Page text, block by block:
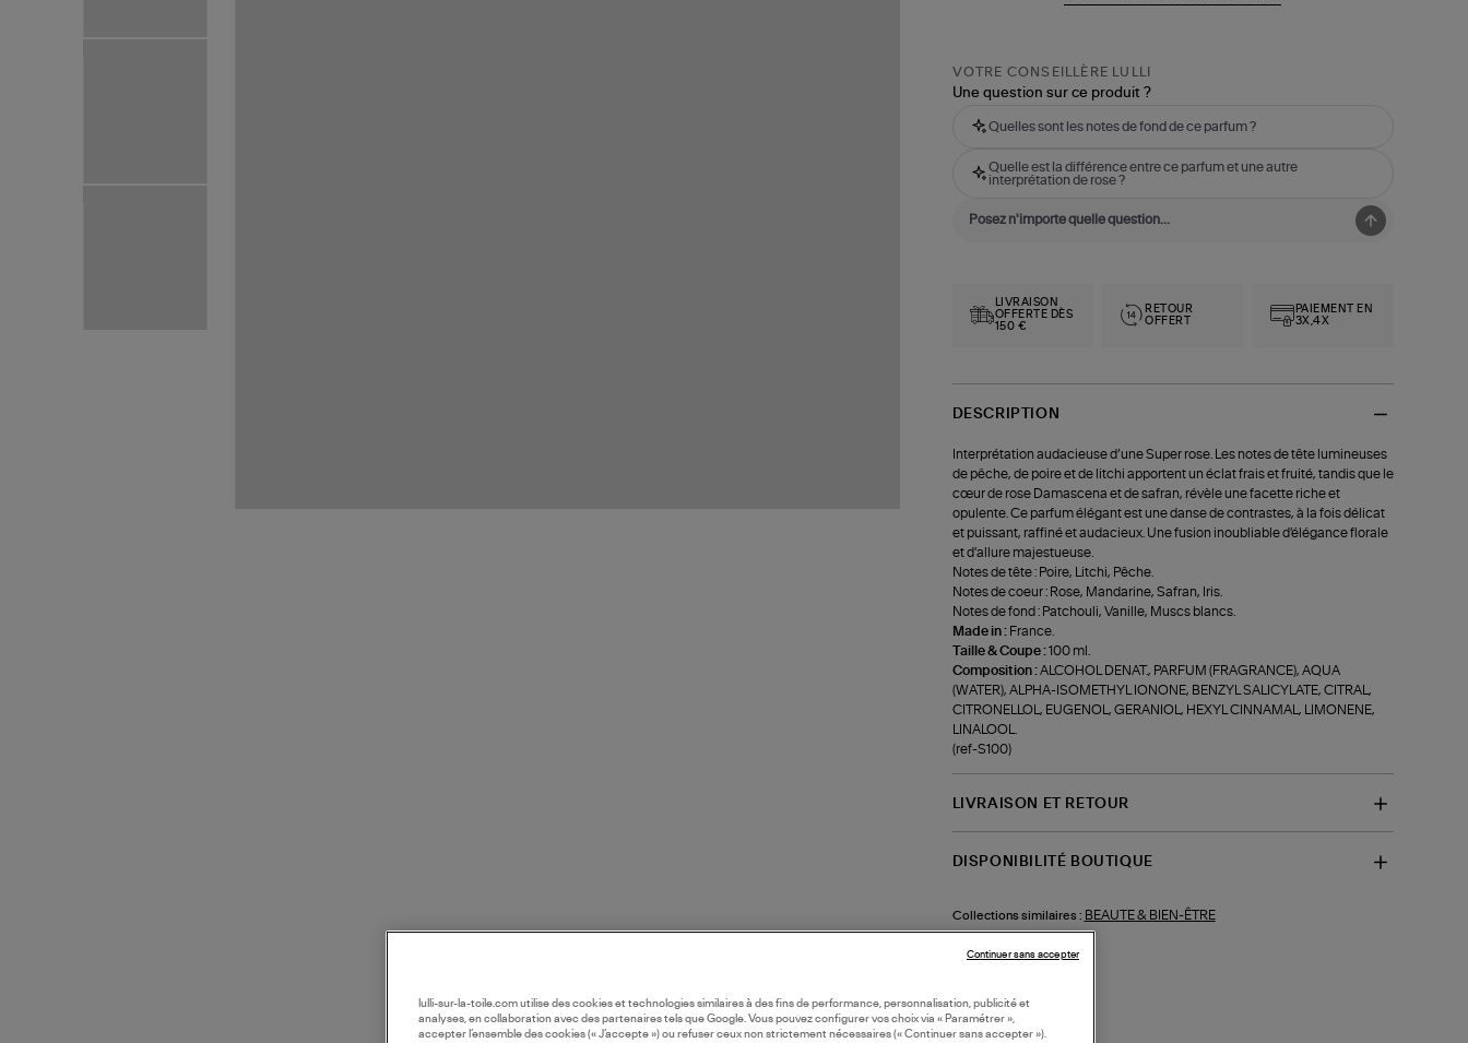
VOTRE CONSEILLÈRE LULLI
Une question sur ce produit ?
Quelles sont les notes de fond de ce parfum ?
Quelle est la différence entre ce parfum et une autre
interprétation de rose ?
LIVRAISON
OFFERTE DÈS
150 €
RETOUR
OFFERT
PAIEMENT EN
3X,4X
DESCRIPTION
Interprétation audacieuse d’une Super rose. Les notes de tête lumineuses
de pêche, de poire et de litchi apportent un éclat frais et fruité, tandis que le
cœur de rose Damascena et de safran, révèle une facette riche et
opulente. Ce parfum élégant est une danse de contrastes, à la fois délicat
et puissant, raffiné et audacieux. Une fusion inoubliable d'élégance florale
et d'allure majestueuse.
Notes de tête : Poire, Litchi, Pêche.
Notes de coeur : Rose, Mandarine, Safran, Iris.
Notes de fond : Patchouli, Vanille, Muscs blancs.
Made in : France.
Taille & Coupe :100 ml.
Composition :ALCOHOL DENAT., PARFUM (FRAGRANCE), AQUA
(WATER), ALPHA-ISOMETHYL IONONE, BENZYL SALICYLATE, CITRAL,
CITRONELLOL, EUGENOL, GERANIOL, HEXYL CINNAMAL, LIMONENE,
LINALOOL.
(ref-S100)
LIVRAISON ET RETOUR
DISPONIBILITÉ BOUTIQUE
Collections similaires : BEAUTE & BIEN-ÊTRE
lulli-sur-la-toile.com utilise des cookies et technologies similaires à des fins de performance, personnalisation, publicité et
analyses, en collaboration avec des partenaires tels que Google. Vous pouvez configurer vos choix via « Paramétrer »,
accepter l’ensemble des cookies (« J’accepte ») ou refuser ceux non strictement nécessaires (« Continuer sans accepter »).
Continuer sans accepter